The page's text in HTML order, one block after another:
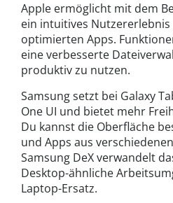
Apple ermöglicht mit dem
ein intuitives
optimierten Apps.
eine verbesserte
produktiv zu nutzen.
Samsung setzt bei Galaxy
One UI und bietet mehr
Du kannst die Oberfläche
und Apps aus
Samsung DeX verwandelt
Desktop-ähnliche
Laptop-Ersatz.